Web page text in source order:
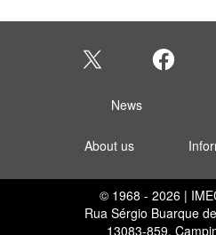
News
About us
© 1968 - 2026 |
Rua Sérgio Buarque
13083-859,